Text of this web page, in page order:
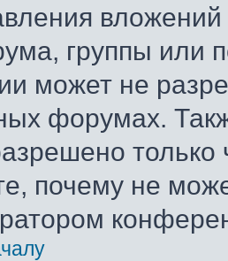
группы или
может не
форумах.
почему не